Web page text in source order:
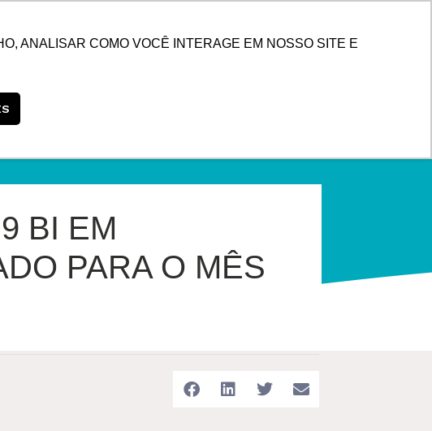
ANALISAR COMO VOCÊ INTERAGE EM NOSSO SITE E
CENTRAL DE CLIENTES
BI EM
PARA O MÊS